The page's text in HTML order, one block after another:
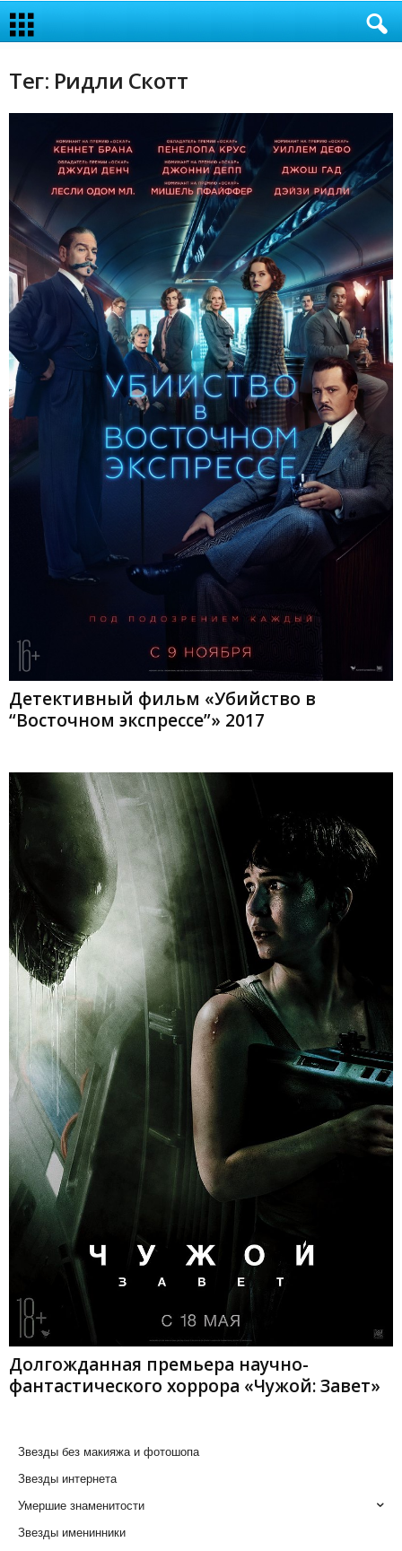
Тег: Ридли Скотт
Детективный фильм «Убийство в
“Восточном экспрессе”» 2017
Долгожданная премьера научно-
фантастического хоррора «Чужой: Завет»
Звезды без макияжа и фотошопа
Звезды интернета
Умершие знаменитости
Звезды именинники